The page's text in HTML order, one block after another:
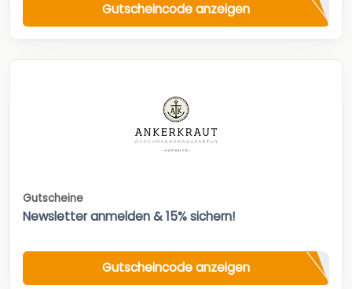
Gutscheincode anzeigen
Gutscheine
Newsletter anmelden & 15% sichern!
Gutscheincode anzeigen